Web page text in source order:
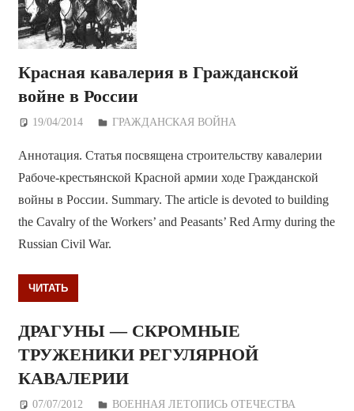
Красная кавалерия в Гражданской
войне в России
19/04/2014 Дежурный по Редакции
ГРАЖДАНСКАЯ ВОЙНА
Аннотация. Статья посвящена строительству кавалерии
Рабоче-крестьянской Красной армии ходе Гражданской
войны в России. Summary. The article is devoted to building
the Cavalry of the Workers’ and Peasants’ Red Army during the
Russian Civil War.
ЧИТАТЬ
ДРАГУНЫ — СКРОМНЫЕ
ТРУЖЕНИКИ РЕГУЛЯРНОЙ
КАВАЛЕРИИ
07/07/2012 Дежурный по Редакции
ВОЕННАЯ ЛЕТОПИСЬ ОТЕЧЕСТВА